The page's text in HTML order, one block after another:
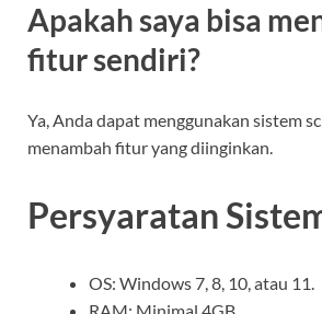
Apakah saya bisa
fitur sendiri?
Ya, Anda dapat menggunakan sistem
menambah fitur yang diinginkan.
Persyaratan
OS: Windows 7, 8, 10, atau 11.